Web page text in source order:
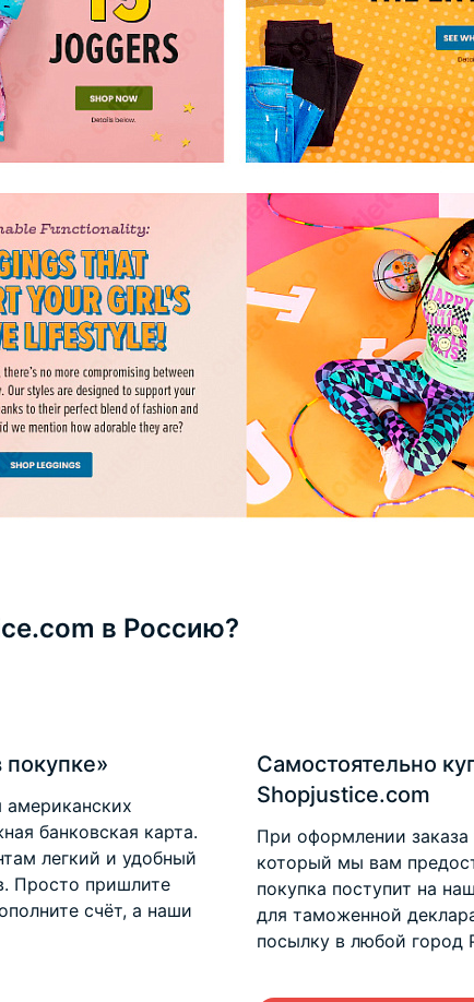
в Россию?
американских
банковская карта.
легкий и удобный
Просто пришлите
счёт, а наши
Самостоятельно
Shopjustice.com
При оформлении
который мы вам
покупка поступит на
для таможенной
посылку в любой город